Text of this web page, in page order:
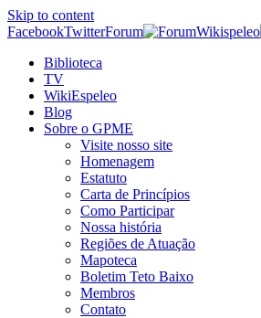
Skip to content
FacebookTwitterForum
Wikispeleo
Biblioteca
TV
WikiEspeleo
Blog
Sobre o GPME
Visite nosso site
Homenagem
Estatuto
Carta de Princípios
Como Participar
Nossa história
Regiões de Atuação
Mapoteca
Boletim Teto Baixo
Membros
Contato